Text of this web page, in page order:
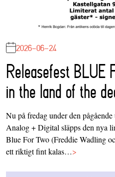
2026-06-24
Releasefest BLUE
in the land of the
Nu på fredag under den
Analog + Digital släpps den nya
Blue For Two (Freddie Wadling
ett riktigt fint kalas…>